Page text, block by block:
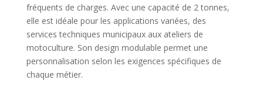
fréquents de charges. Avec une capacité de 2 tonnes,
elle est idéale pour les applications variées, des
services techniques municipaux aux ateliers de
motoculture. Son design modulable permet une
personnalisation selon les exigences spécifiques de
chaque métier.